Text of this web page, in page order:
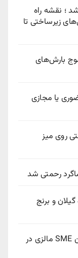
؛ نقشه راه
زیرساختی تا
آینده؛ موج بارش‌های
یا مجازی
روی میز
رحمتی شد
و برنج
محمدرضا باقری مدیر روابط عمومی انجمن SME مالزی در